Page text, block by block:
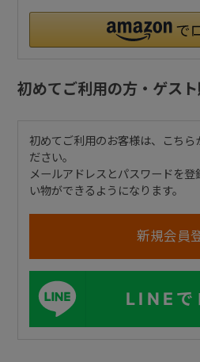
初めてご利用の方・ゲス
初めてご利用のお客様は、こちら
ださい。
メールアドレスとパスワードを
い物ができるようになります。
LINEで